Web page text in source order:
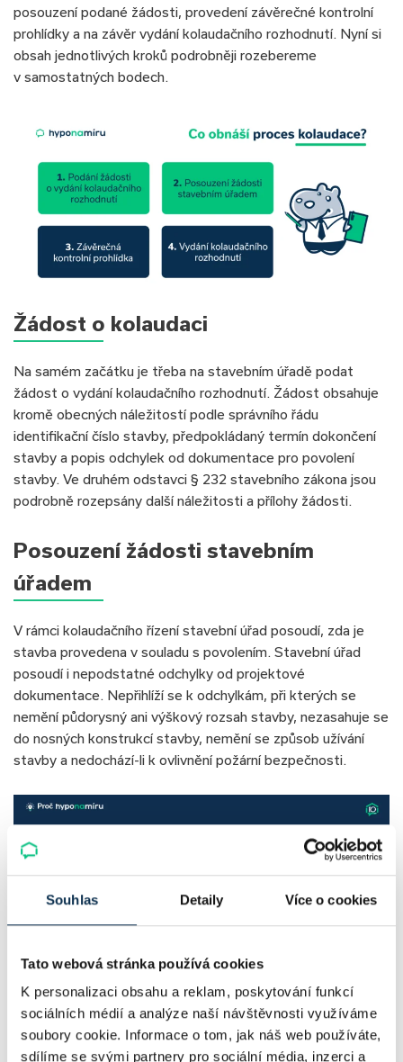
Souhlas Detaily Více o cookies
Tato webová stránka používá cookies
K personalizaci obsahu a reklam, poskytování funkcí
sociálních médií a analýze naší návštěvnosti využíváme
soubory cookie. Informace o tom, jak náš web používáte,
sdílíme se svými partnery pro sociální média, inzerci a
posouzení podané žádosti, provedení závěrečné kontrolní
prohlídky a na závěr vydání kolaudačního rozhodnutí. Nyní si
obsah jednotlivých kroků podrobněji rozebereme
v samostatných bodech.
Žádost o kolaudaci
Na samém začátku je třeba na stavebním úřadě podat
žádost o vydání kolaudačního rozhodnutí. Žádost obsahuje
kromě obecných náležitostí podle správního řádu
identifikační číslo stavby, předpokládaný termín dokončení
stavby a popis odchylek od dokumentace pro povolení
stavby. Ve druhém odstavci § 232 stavebního zákona jsou
podrobně rozepsány další náležitosti a přílohy žádosti.
Posouzení žádosti stavebním
úřadem
V rámci kolaudačního řízení stavební úřad posoudí, zda je
stavba provedena v souladu s povolením. Stavební úřad
posoudí i nepodstatné odchylky od projektové
dokumentace. Nepřihlíží se k odchylkám, při kterých se
nemění půdorysný ani výškový rozsah stavby, nezasahuje se
do nosných konstrukcí stavby, nemění se způsob užívání
stavby a nedochází-li k ovlivnění požární bezpečnosti.
technických norem nebo jiných technických předpisů.
V tomto případě se nemusíte obávat, že bude vliv
stavebních předpisů na kolaudaci negativní. Stavba se totiž
posuzuje podle technických norem a předpisů, které platily
v době, kdy byla dokumentace pro povolení stavby ověřena